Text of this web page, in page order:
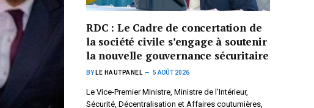
RDC : Le Cadre de concertation de
la société civile s’engage à soutenir
la nouvelle gouvernance sécuritaire
BY LE HAUTPANEL 5 AOÛT 2026
Le Vice-Premier Ministre, Ministre de l’Intérieur,
Sécurité, Décentralisation et Affaires coutumières,